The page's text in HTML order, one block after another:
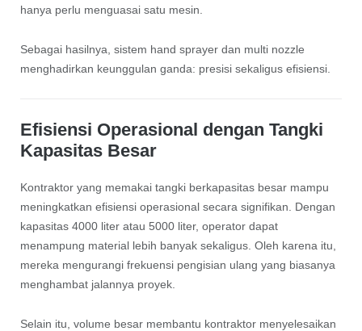
hanya perlu menguasai satu mesin.
Sebagai hasilnya, sistem hand sprayer dan multi nozzle
menghadirkan keunggulan ganda: presisi sekaligus efisiensi.
Efisiensi Operasional dengan Tangki
Kapasitas Besar
Kontraktor yang memakai tangki berkapasitas besar mampu
meningkatkan efisiensi operasional secara signifikan. Dengan
kapasitas 4000 liter atau 5000 liter, operator dapat
menampung material lebih banyak sekaligus. Oleh karena itu,
mereka mengurangi frekuensi pengisian ulang yang biasanya
menghambat jalannya proyek.
Selain itu, volume besar membantu kontraktor menyelesaikan